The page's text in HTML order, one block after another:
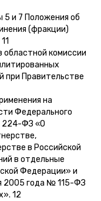
5 и 7 Положения об
(фракции)
областной комиссии
при Правительстве
на
Федерального
224-ФЗ «О
в Российской
в отдельные
Федерации» и
2005 года № 115-ФЗ
12